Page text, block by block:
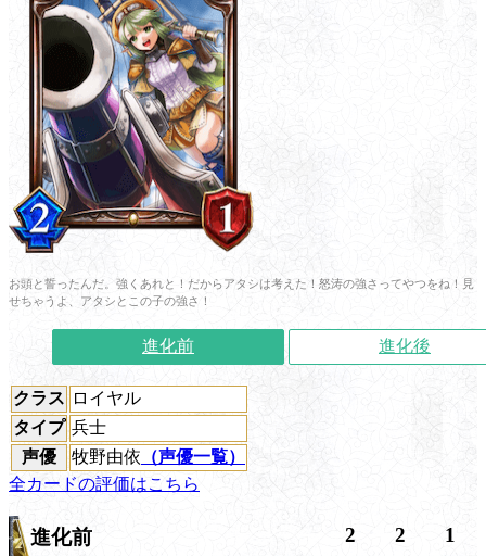
お頭と誓ったんだ。強くあれと！だからアタシは考えた！怒涛の強さってやつをね！見
せちゃうよ、アタシとこの子の強さ！
進化前 進化後
クラス ロイヤル
タイプ 兵士
声優
牧野由依 （声優一覧）
全カードの評価はこちら
進化前 2 2 1